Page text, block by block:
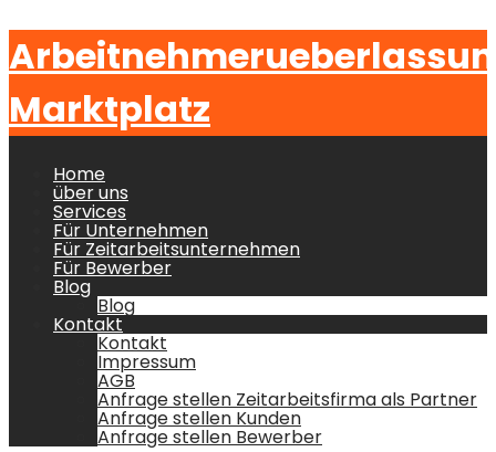
Marktplatz
Home
über uns
Services
Für Unternehmen
Für Zeitarbeitsunternehmen
Für Bewerber
Blog
Blog
Kontakt
Kontakt
Impressum
AGB
Anfrage stellen Zeitarbeitsfirma als Partner
Anfrage stellen Kunden
Anfrage stellen Bewerber